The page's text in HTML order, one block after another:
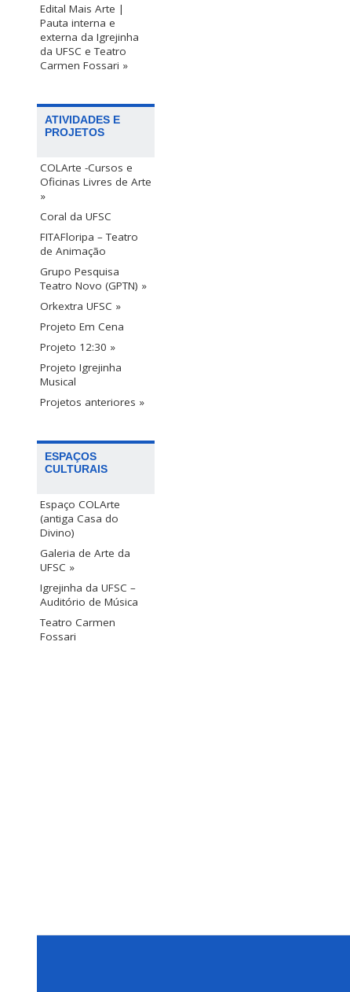
Edital Mais Arte |
Pauta interna e
externa da Igrejinha
da UFSC e Teatro
Carmen Fossari »
ATIVIDADES E
PROJETOS
COLArte -Cursos e
Oficinas Livres de Arte
»
Coral da UFSC
FITAFloripa – Teatro
de Animação
Grupo Pesquisa
Teatro Novo (GPTN) »
Orkextra UFSC »
Projeto Em Cena
Projeto 12:30 »
Projeto Igrejinha
Musical
Projetos anteriores »
ESPAÇOS
CULTURAIS
Espaço COLArte
(antiga Casa do
Divino)
Galeria de Arte da
UFSC »
Igrejinha da UFSC –
Auditório de Música
Teatro Carmen
Fossari